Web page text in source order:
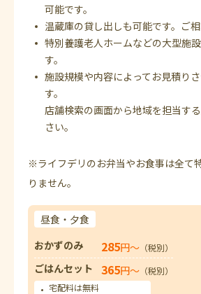
可能です。
温蔵庫の貸し出しも可能です。ご相
特別養護老人ホームなどの大型施
す。
施設規模や内容によってお見積り
す。
店舗検索の画面から地域を担当す
さい。
※ライフデリのお弁当やお食事は全て
りません。
昼食・夕食
おかずのみ
285円〜 （税別）
ごはんセット 365円〜 （税別）
宅配料は無料